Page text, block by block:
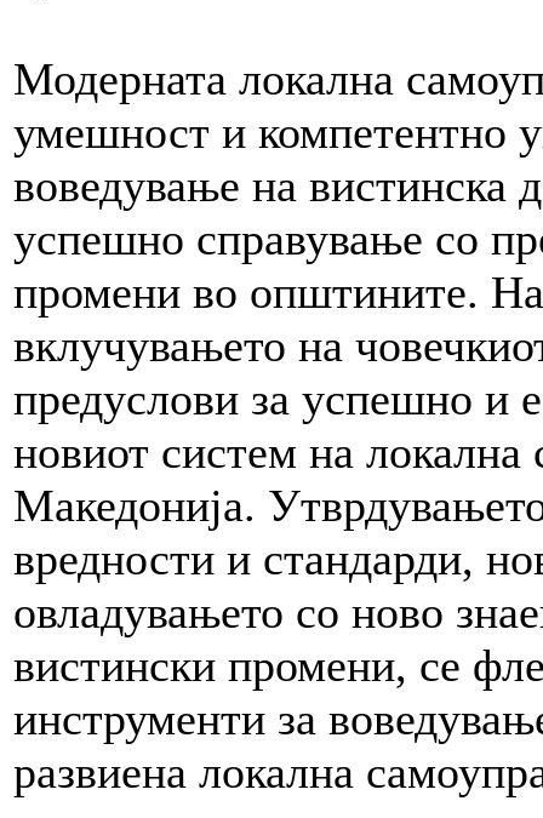
Модерната локална
умешност и компетентно
воведување на вистинска
успешно справување со
промени во општините.
вклучувањето на
предуслови за успешно и
новиот систем на локална
Македонија.
вредности и стандарди,
овладувањето со ново
вистински промени, се
инструменти за
развиена локална